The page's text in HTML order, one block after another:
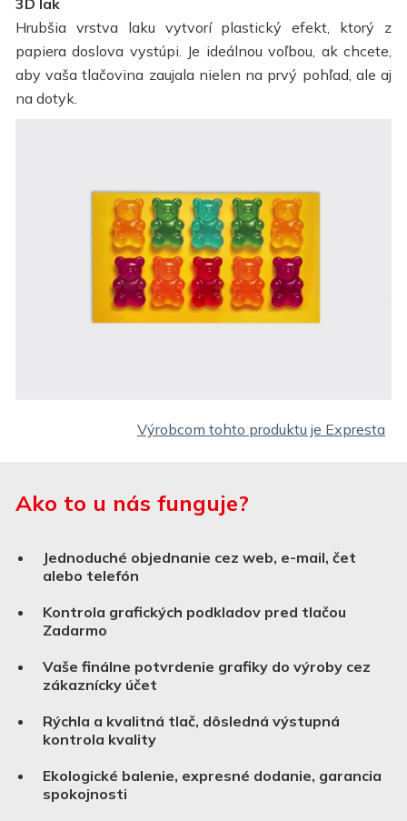
Hrubšia vrstva laku vytvorí plastický efekt, ktorý z
papiera doslova vystúpi. Je ideálnou voľbou, ak chcete,
aby vaša tlačovina zaujala nielen na prvý pohľad, ale aj
na dotyk.
Výrobcom tohto produktu je Expresta
Ako to u nás funguje?
Jednoduché objednanie cez web, e-mail, čet
alebo telefón
Kontrola grafických podkladov pred tlačou
Zadarmo
Vaše finálne potvrdenie grafiky do výroby cez
zákaznícky účet
Rýchla a kvalitná tlač, dôsledná výstupná
kontrola kvality
Ekologické balenie, expresné dodanie, garancia
spokojnosti